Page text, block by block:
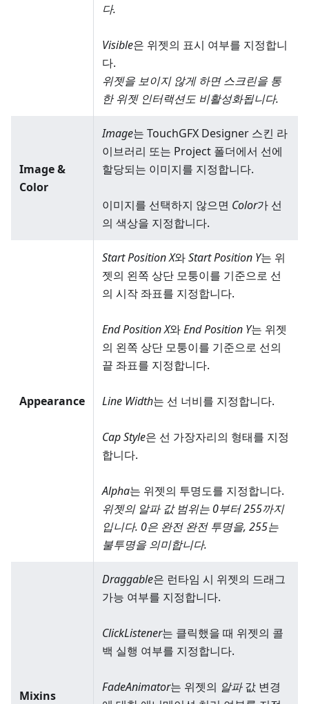
다.
Visible은 위젯의 표시 여부를 지정합니
다.
위젯을 보이지 않게 하면 스크린을 통
한 위젯 인터랙션도 비활성화됩니다.
Image &
Color
Image는 TouchGFX Designer 스킨 라
이브러리 또는 Project 폴더에서 선에
할당되는 이미지를 지정합니다.
이미지를 선택하지 않으면 Color가 선
의 색상을 지정합니다.
Appearance
Start Position X와Start Position Y는 위
젯의 왼쪽 상단 모퉁이를 기준으로 선
의 시작 좌표를 지정합니다.
End Position X와End Position Y는 위젯
의 왼쪽 상단 모퉁이를 기준으로 선의
끝 좌표를 지정합니다.
Line Width는 선 너비를 지정합니다.
Cap Style은 선 가장자리의 형태를 지정
합니다.
Alpha는 위젯의 투명도를 지정합니다.
위젯의 알파 값 범위는 0부터 255까지
입니다. 0은 완전 완전 투명을, 255는
불투명을 의미합니다.
Mixins
Draggable은 런타임 시 위젯의 드래그
가능 여부를 지정합니다.
ClickListener는 클릭했을 때 위젯의 콜
백 실행 여부를 지정합니다.
FadeAnimator는 위젯의 알파값 변경